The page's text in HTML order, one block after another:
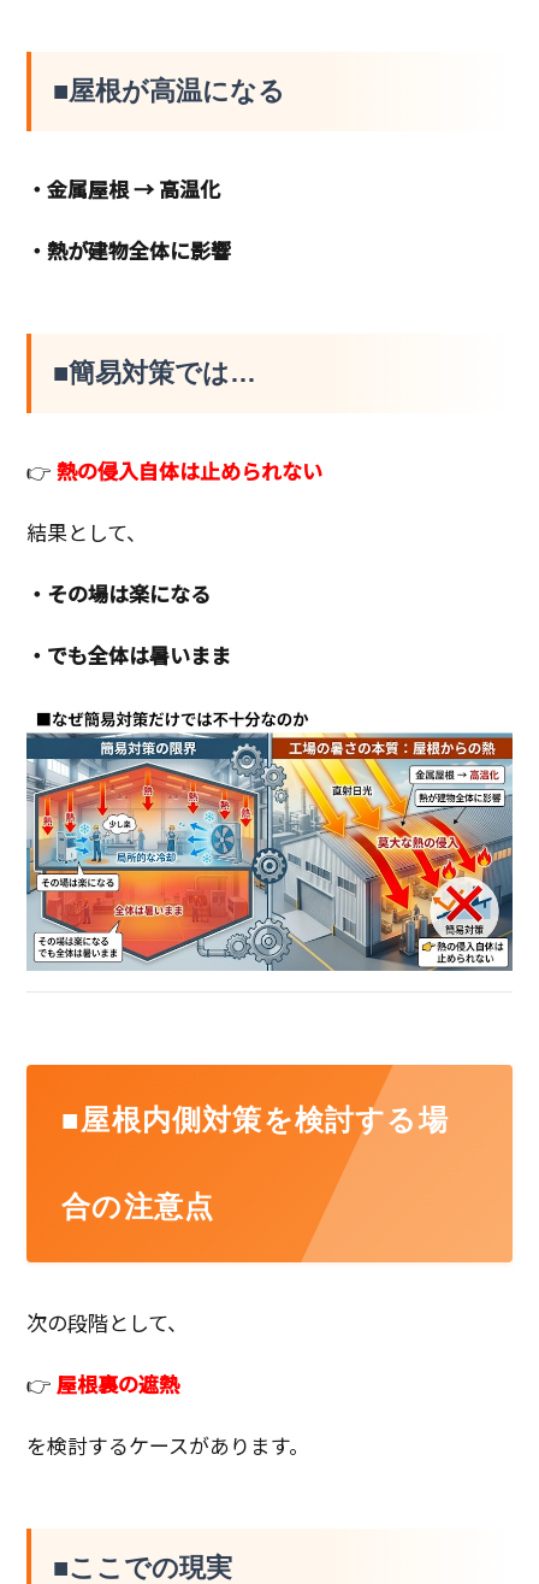
■屋根が高温になる
・金属屋根 → 高温化
・熱が建物全体に影響
■簡易対策では…
👉 熱の侵入自体は止められない
結果として、
・その場は楽になる
・でも全体は暑いまま
■屋根内側対策を検討する場
合の注意点
次の段階として、
👉 屋根裏の遮熱
を検討するケースがあります。
■ここでの現実